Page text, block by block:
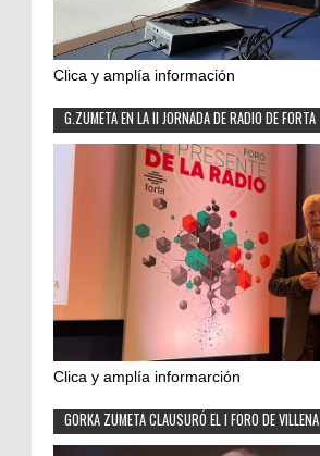
Clica y amplía información
G.ZUMETA EN LA II JORNADA DE RADIO DE FORTA
Clica y amplía informarción
GORKA ZUMETA CLAUSURÓ EL I FORO DE VILLENA